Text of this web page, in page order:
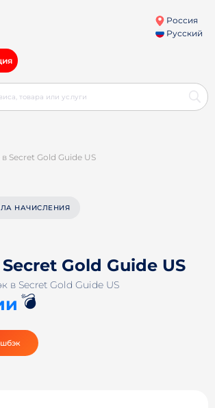
Россия
Русский
Secret Gold Guide US
НАЧИСЛЕНИЯ
Gold Guide US
в Secret Gold Guide US
💣